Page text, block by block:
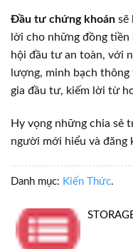
Đầu tư chứng khoán sẽ
lời cho những đồng tiền
hội đầu tư an toàn, với
lượng, minh bạch
gia đầu tư, kiếm lời từ
Hy vọng những chia sẻ
người mới hiểu và đăng
Danh mục: Kiến Thức.